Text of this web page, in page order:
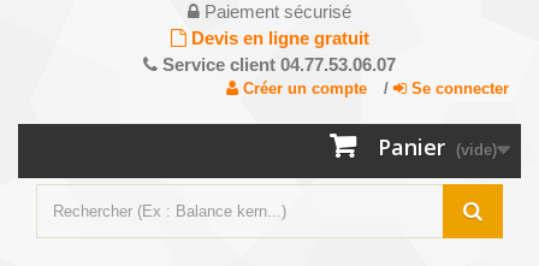
Paiement sécurisé
Devis en ligne gratuit
Service client 04.77.53.06.07
Créer un compte / Se connecter
Panier (vide)